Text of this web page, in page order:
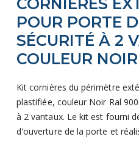
to
the
beginning
of
the
CORNIÈRES
POUR PORTE
SÉCURITÉ À 2
COULEUR
Kit cornières du périmètre
plastifiée, couleur Noir Ral
à 2 vantaux. Le kit est fourni
d'ouverture de la porte et